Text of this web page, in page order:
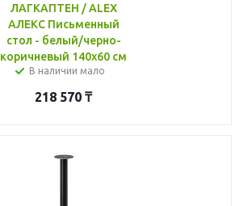
ЛАГКАПТЕН / ALEX
АЛЕКС Письменный
стол - белый/черно-
коричневый 140x60 см
В наличии мало
218 570 ₸